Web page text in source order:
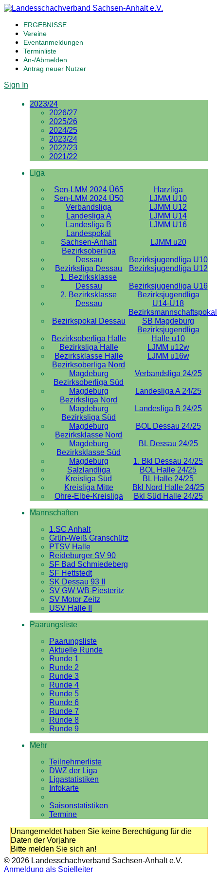
ERGEBNISSE
Vereine
Eventanmeldungen
Terminliste
An-/Abmelden
Antrag neuer Nutzer
Sign In
2023/24
2026/27
2025/26
2024/25
2023/24
2022/23
2021/22
Liga
Sen-LMM 2024 Ü65
Harzliga
Sen-LMM 2024 Ü50
LJMM U10
Verbandsliga
LJMM U12
Landesliga A
LJMM U14
Landesliga B
LJMM U16
Landespokal
Sachsen-Anhalt
LJMM u20
Bezirksoberliga
Dessau
Bezirksjugendliga U10
Bezirksliga Dessau
Bezirksjugendliga U12
1. Bezirksklasse
Dessau
Bezirksjugendliga U16
2. Bezirksklasse
Dessau
Bezirksjugendliga
U14-U18
Bezirkspokal Dessau
Bezirksmannschaftspokal
SB Magdeburg
Bezirksoberliga Halle
Bezirksjugendliga
Halle u10
Bezirksliga Halle
LJMM u12w
Bezirksklasse Halle
LJMM u16w
Bezirksoberliga Nord
Magdeburg
Verbandsliga 24/25
Bezirksoberliga Süd
Magdeburg
Landesliga A 24/25
Bezirksliga Nord
Magdeburg
Landesliga B 24/25
Bezirksliga Süd
Magdeburg
BOL Dessau 24/25
Bezirksklasse Nord
Magdeburg
BL Dessau 24/25
Bezirksklasse Süd
Magdeburg
1. Bkl Dessau 24/25
Salzlandliga
BOL Halle 24/25
Kreisliga Süd
BL Halle 24/25
Kreisliga Mitte
Bkl Nord Halle 24/25
Ohre-Elbe-Kreisliga
Bkl Süd Halle 24/25
Mannschaften
1.SC Anhalt
Grün-Weiß Granschütz
PTSV Halle
Reideburger SV 90
SF Bad Schmiedeberg
SF Hettstedt
SK Dessau 93 II
SV GW WB-Piesteritz
SV Motor Zeitz
USV Halle II
Paarungsliste
Paarungsliste
Aktuelle Runde
Runde 1
Runde 2
Runde 3
Runde 4
Runde 5
Runde 6
Runde 7
Runde 8
Runde 9
Mehr
Teilnehmerliste
DWZ der Liga
Ligastatistiken
Infokarte
Saisonstatistiken
Termine
Unangemeldet haben Sie keine Berechtigung für die
Daten der Vorjahre
Bitte melden Sie sich an!
© 2026 Landesschachverband Sachsen-Anhalt e.V.
Anmeldung als Spielleiter